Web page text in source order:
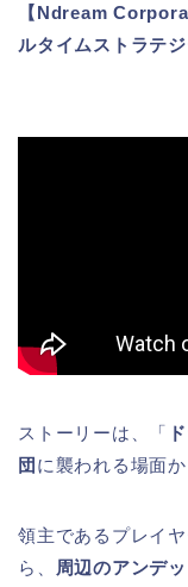
【Ndream
ルタイムストラテ
ストーリーは、「
団 に襲われる場面
領主であるプレイ
ら、
周辺のアンデ